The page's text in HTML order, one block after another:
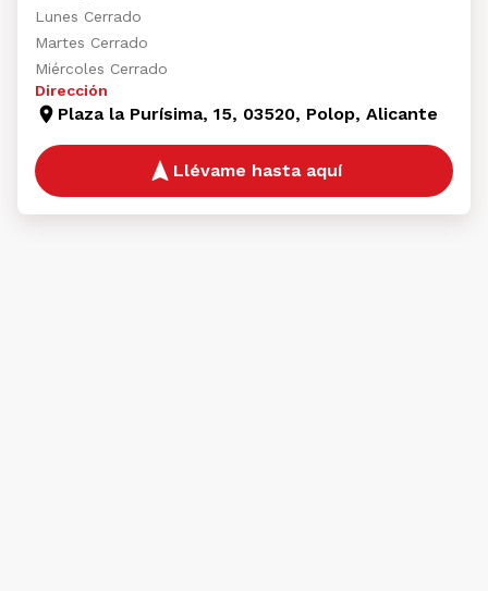
Lunes Cerrado
Martes Cerrado
Miércoles Cerrado
Dirección
Plaza la Purísima, 15, 03520, Polop, Alicante
Llévame hasta aquí